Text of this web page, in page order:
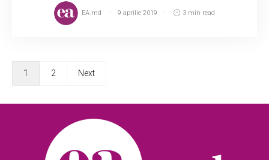
EA.md 9 aprilie 2019 3 min read
1 2 Next